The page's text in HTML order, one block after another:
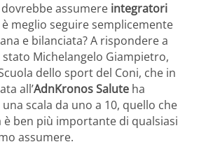
dovrebbe assumere integratori
meglio seguire semplicemente
e bilanciata? A rispondere a
Michelangelo Giampietro,
dello sport del Coni, che in
all’AdnKronos Salute ha
scala da uno a 10, quello che
è ben più importante di qualsiasi
assumere.